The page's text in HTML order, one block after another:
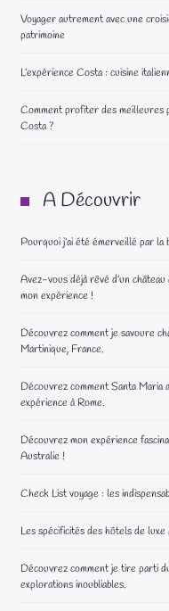
Voyager autrement avec une
patrimoine
L’expérience Costa : cuisine
Comment profiter des meilleures
Costa ?
A Découvrir
Pourquoi j’ai été émerveillé par la
Avez-vous déjà rêvé d’un
mon expérience !
Découvrez comment je savoure
Martinique, France.
Découvrez comment Santa
expérience à Rome.
Découvrez mon expérience
Australie !
Check List voyage : les
Les spécificités des hôtels de luxe
Découvrez comment je tire parti
explorations inoubliables.